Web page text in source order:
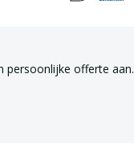
persoonlijke offerte aan.